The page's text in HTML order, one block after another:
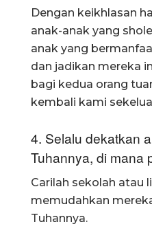
Dengan keikhlasan
anak-anak yang
anak yang
dan jadikan mereka
bagi kedua orang
kembali kami
4. Selalu dekatkan
Tuhannya, di mana
Carilah sekolah atau
memudahkan
Tuhannya.